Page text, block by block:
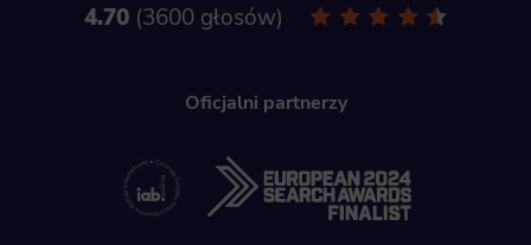
4.70 3600 głosów
Oficjalni partnerzy